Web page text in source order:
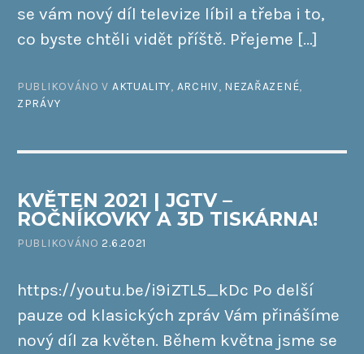
se vám nový díl televize líbil a třeba i to,
co byste chtěli vidět příště. Přejeme […]
PUBLIKOVÁNO V AKTUALITY, ARCHIV, NEZAŘAZENÉ,
ZPRÁVY
KVĚTEN 2021 | JGTV –
ROČNÍKOVKY A 3D TISKÁRNA!
PUBLIKOVÁNO 2.6.2021
https://youtu.be/i9iZTL5_kDc Po delší
pauze od klasických zpráv Vám přinášíme
nový díl za květen. Během května jsme se